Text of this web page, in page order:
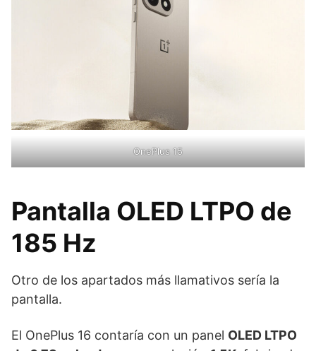
OnePlus 15
Pantalla OLED LTPO de
185 Hz
Otro de los apartados más llamativos sería la
pantalla.
El OnePlus 16 contaría con un panel OLED LTPO